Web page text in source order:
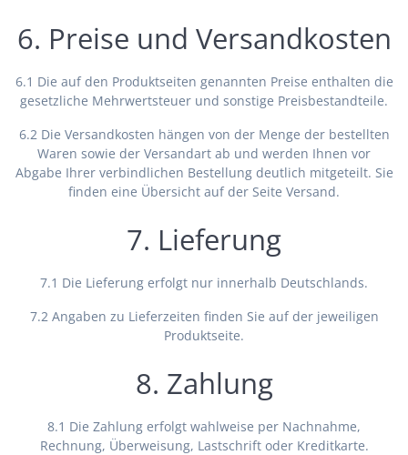
6. Preise und Versandkosten
6.1 Die auf den Produktseiten genannten Preise enthalten die
gesetzliche Mehrwertsteuer und sonstige Preisbestandteile.
6.2 Die Versandkosten hängen von der Menge der bestellten
Waren sowie der Versandart ab und werden Ihnen vor
Abgabe Ihrer verbindlichen Bestellung deutlich mitgeteilt. Sie
finden eine Übersicht auf der Seite Versand.
7. Lieferung
7.1 Die Lieferung erfolgt nur innerhalb Deutschlands.
7.2 Angaben zu Lieferzeiten finden Sie auf der jeweiligen
Produktseite.
8. Zahlung
8.1 Die Zahlung erfolgt wahlweise per Nachnahme,
Rechnung, Überweisung, Lastschrift oder Kreditkarte.